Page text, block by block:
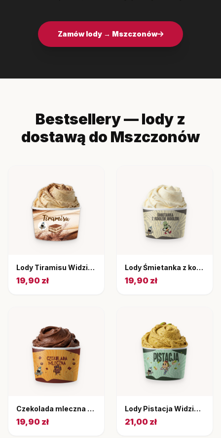
Zamów lody → Mszczonów
Bestsellery — lody z
dostawą do Mszczonów
Lody Tiramisu Widziały Gały Co Brały 220 ml
19,90 zł
Lody Śmietanka z koglem moglem Widziały Gały Co Brały 220 ml
19,90 zł
Czekolada mleczna kubek 220 ml
19,90 zł
Lody Pistacja Widziały Gały Co Brały 220 ml
21,00 zł